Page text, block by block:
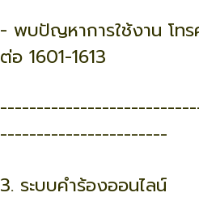
- พบปัญหาการใช้งาน โ
ต่อ 1601-1613
-----------------------
3. ระบบคำร้องออนไลน์